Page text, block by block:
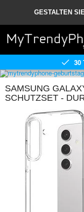
GESTALTEN
30
SAMSUNG
SCHUTZSET -